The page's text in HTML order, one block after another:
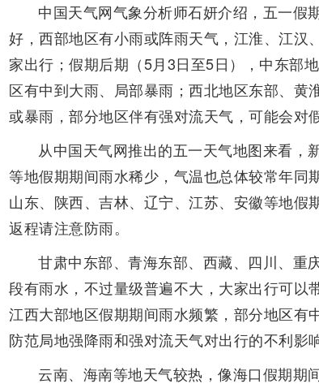
中国天气网气象分析师石妍介绍，五一假
好，西部地区有小雨或阵雨天气，江淮、江汉
家出行；假期后期（5月3日至5日），中东部
区有中到大雨、局部暴雨；西北地区东部、
或暴雨，部分地区伴有强对流天气，可能会对
从中国天气网推出的五一天气地图来看，
等地假期期间雨水稀少，气温也总体较常年同
山东、陕西、吉林、辽宁、江苏、安徽等地
返程请注意防雨。
甘肃中东部、青海东部、西藏、四川、重
段有雨水，不过量级普遍不大，大家出行可以
江西大部地区假期期间雨水频繁，部分地区
防范局地强降雨和强对流天气对出行的不利影响
云南、海南等地天气较热，像海口假期